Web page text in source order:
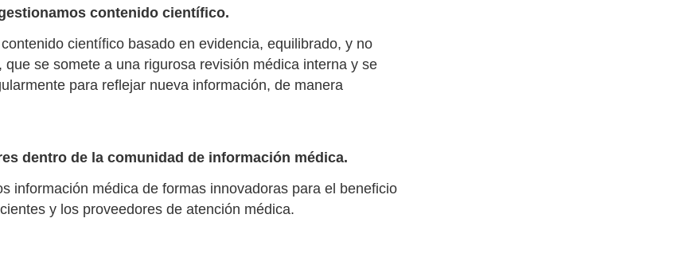
contenido científico.
científico basado en evidencia, equilibrado, y no
que se somete a una rigurosa revisión médica interna y se
para reflejar nueva información, de manera
dentro de la comunidad de información médica.
información médica de formas innovadoras para el beneficio
y los proveedores de atención médica.